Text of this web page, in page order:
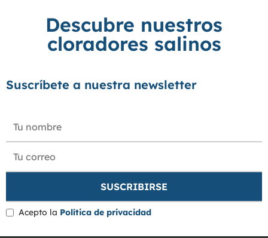
Descubre nuestros
cloradores salinos
Suscríbete a nuestra newsletter
Acepto la Política de privacidad